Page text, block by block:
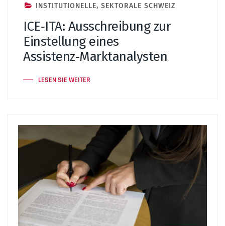
INSTITUTIONELLE, SEKTORALE SCHWEIZ
ICE‑ITA: Ausschreibung zur
Einstellung eines
Assistenz‑Marktanalysten
LESEN SIE WEITER